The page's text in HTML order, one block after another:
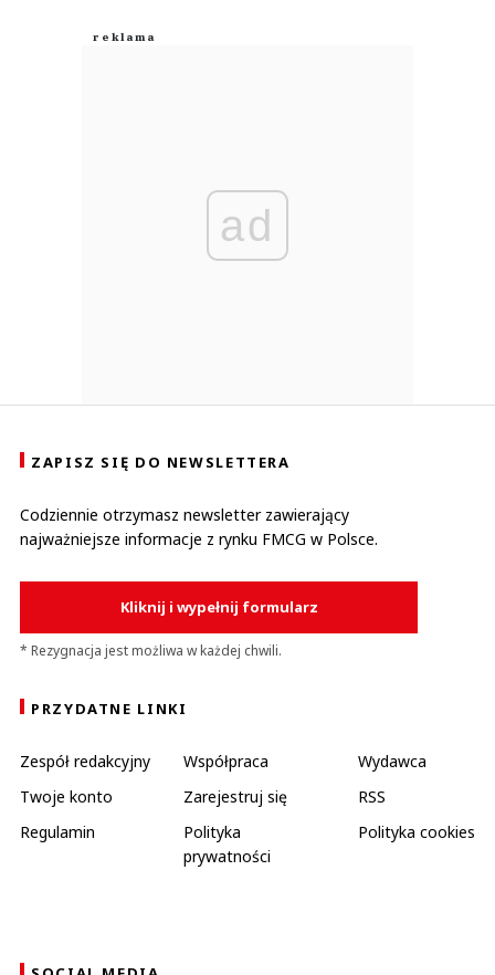
ad
ZAPISZ SIĘ DO NEWSLETTERA
Codziennie otrzymasz newsletter zawierający
najważniejsze informacje z rynku FMCG w Polsce.
Kliknij i wypełnij formularz
* Rezygnacja jest możliwa w każdej chwili.
PRZYDATNE LINKI
Zespół redakcyjny Współpraca
Wydawca
Twoje konto
Zarejestruj się
RSS
Regulamin
Polityka
prywatności
Polityka cookies